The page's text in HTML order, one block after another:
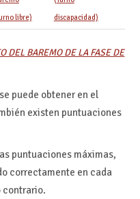
libre)
discapacidad)
DEL BAREMO DE LA FASE DE
puede obtener en el
existen puntuaciones
puntuaciones máximas,
correctamente en cada
contrario.